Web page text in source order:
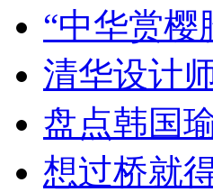
“中华赏樱
清华设计
盘点韩国
想过桥就